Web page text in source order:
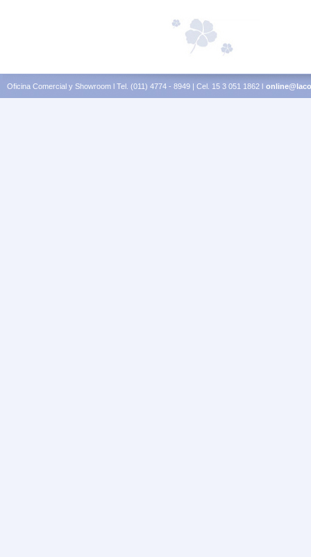
Oficina Comercial y Showroom l Tel. (011) 4774 - 8949 | Cel. 15 3 051 1862 l